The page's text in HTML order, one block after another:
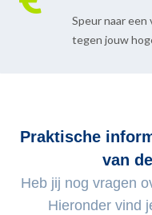
Speur naar een
tegen jouw
Praktische
van
Heb jij nog vragen
Hieronder vind